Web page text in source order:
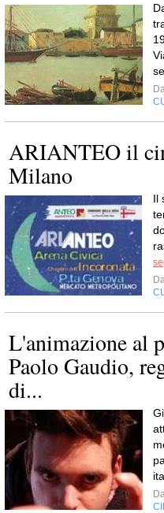
Da
ARIANTEO il
Milano
Il
Da
L'animazione al
Paolo Gaudio,
di...
Da